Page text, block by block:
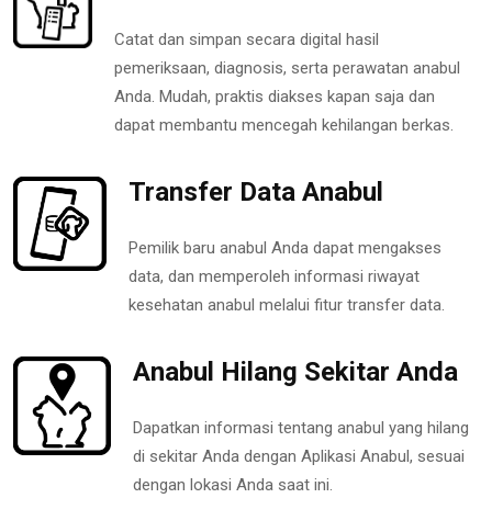
Catat dan simpan secara digital hasil
pemeriksaan, diagnosis, serta perawatan anabul
Anda. Mudah, praktis diakses kapan saja dan
dapat membantu mencegah kehilangan berkas.
Transfer Data Anabul
Pemilik baru anabul Anda dapat mengakses
data, dan memperoleh informasi riwayat
kesehatan anabul melalui fitur transfer data.
Anabul Hilang Sekitar Anda
Dapatkan informasi tentang anabul yang hilang
di sekitar Anda dengan Aplikasi Anabul, sesuai
dengan lokasi Anda saat ini.